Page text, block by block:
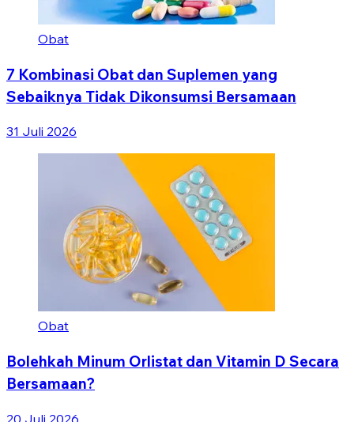
Obat
7 Kombinasi Obat dan Suplemen yang
Sebaiknya Tidak Dikonsumsi Bersamaan
31 Juli 2026
Obat
Bolehkah Minum Orlistat dan Vitamin D Secara
Bersamaan?
20 Juli 2026